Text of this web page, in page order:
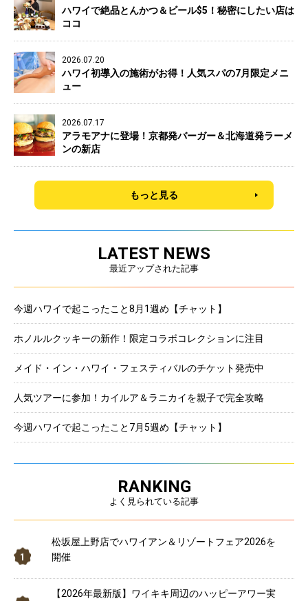
ハワイで絶品とんかつ＆ビール$5！秘密にしたい店は
ココ
2026.07.20
ハワイ初導入の施術がお得！人気スパの7月限定メニ
ュー
2026.07.17
アラモアナに登場！京都発バーガー＆北海道発ラーメ
ンの新店
もっと見る
LATEST NEWS
最近アップされた記事
今週ハワイで起こったこと8月1週め【チャット】
ホノルルクッキーの新作！限定コラボコレクションに注目
メイド・イン・ハワイ・フェスティバルのチケット発売中
人気ツアーに参加！カイルア＆ラニカイを親子で完全攻略
今週ハワイで起こったこと7月5週め【チャット】
RANKING
よく見られている記事
松坂屋上野店でハワイアン＆リゾートフェア2026を
開催
【2026年最新版】ワイキキ周辺のハッピーアワー実